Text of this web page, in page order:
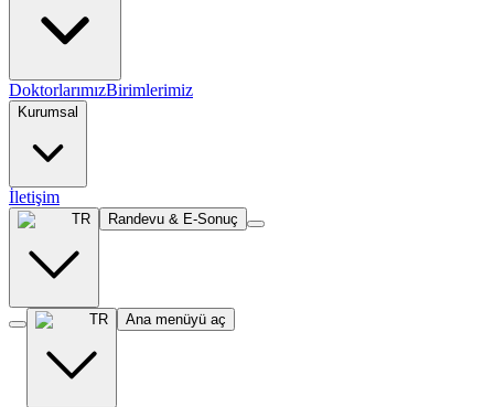
DoktorlarımızBirimlerimiz
Kurumsal
İletişim
TR Randevu & E-Sonuç
TR Ana menüyü aç